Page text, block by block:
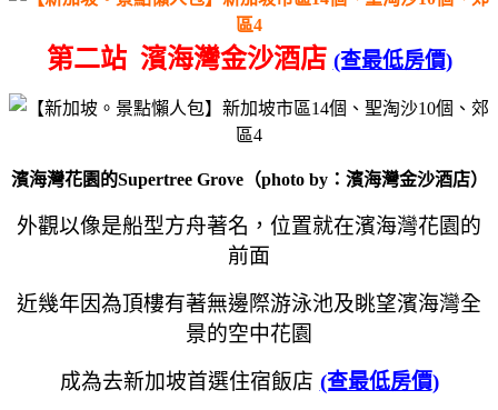
第二站 濱海灣金沙酒店 (查最低房價)
濱海灣花園的Supertree Grove（photo by：濱海灣金沙酒店）
外觀以像是船型方舟著名， 位置就在濱海灣花園的
前面
近幾年因為頂樓有著無邊際游泳池及眺望濱海灣全
景的空中花園
成為去新加坡首選住宿飯店 (查最低房價)